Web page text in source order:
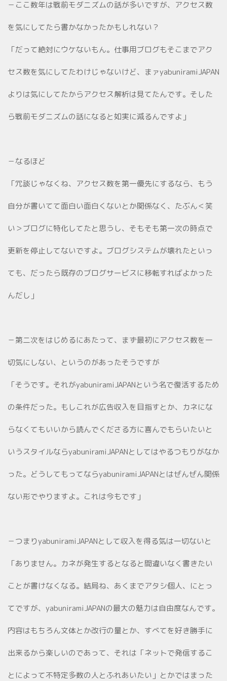
－ここ数年は戦前モダニズムの話が多いですが、アクセス数
を気にしてたら書かなかったかもしれない？
「だって絶対にウケないもん。仕事用ブログもそこまでアク
セス数を気にしてたわけじゃないけど、まァyabuniramiJAPAN
よりは気にしてたからアクセス解析は見てたんです。そした
ら戦前モダニズムの話になると如実に減るんですよ」
－なるほど
「冗談じゃなくね、アクセス数を第一優先にするなら、もう
自分が書いてて面白い面白くないとか関係なく、たぶん＜笑
い＞ブログに特化してたと思うし、そもそも第一次の時点で
更新を停止してないですよ。ブログシステムが壊れたといっ
ても、だったら既存のブログサービスに移転すればよかった
んだし」
－第二次をはじめるにあたって、まず最初にアクセス数を一
切気にしない、というのがあったそうですが
「そうです。それがyabuniramiJAPANという名で復活するため
の条件だった。もしこれが広告収入を目指すとか、カネにな
らなくてもいいから読んでくださる方に喜んでもらいたいと
いうスタイルならyabuniramiJAPANとしてはやるつもりがなか
った。どうしてもってならyabuniramiJAPANとはぜんぜん関係
ない形でやりますよ。これは今もです」
－つまりyabuniramiJAPANとして収入を得る気は一切ないと
「ありません。カネが発生するとなると間違いなく書きたい
ことが書けなくなる。結局ね、あくまでアタシ個人、にとっ
てですが、yabuniramiJAPANの最大の魅力は自由度なんです。
内容はもちろん文体とか改行の量とか、すべてを好き勝手に
出来るから楽しいのであって、それは「ネットで発信するこ
とによって不特定多数の人とふれあいたい」とかではまった